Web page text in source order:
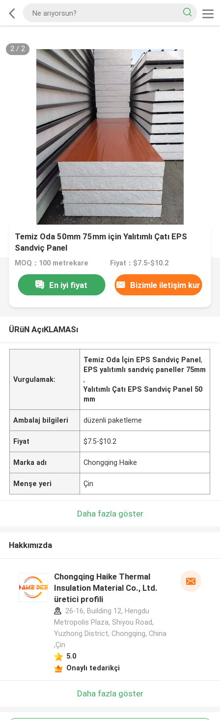
2/ 2
Temiz Oda 50mm 75mm için Yalıtımlı Çatı EPS
Sandviç Panel
MOQ：100 metrekare Fiyat：$7.5-$10.2
En iyi fiyat Bizimle iletişim kur
ÜRüN AçıKLAMASı
Vurgulamak:
Temiz Oda İçin EPS Sandviç Panel,
EPS yalıtımlı sandviç paneller 75mm
,
Yalıtımlı Çatı EPS Sandviç Panel 50
mm
Ambalaj bilgileri düzenli paketleme
Fiyat $7.5-$10.2
Marka adı Chongqing Haike
Menşe yeri Çin
Daha fazla göster
Hakkımızda
Chongqing Haike Thermal
Insulation Material Co., Ltd.
üretici profili
26-16, Building 12, Hengdu
Metropolis Plaza, Shiyou Road,
Yuzhong District, Chongqing, China
,Çin
5.0
Onaylı tedarikçi
Daha fazla göster